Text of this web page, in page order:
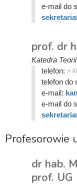
e-mail do
prof. dr
Katedra
telefon:
telefon do
e-mail:
e-mail do
Profesorowie
dr hab.
prof. UG